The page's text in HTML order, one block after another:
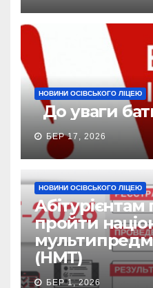
НОВИНИ ОСІВСЬКОГО ЛІЦЕЮ
До уваги
БЕР 17, 2026
НОВИНИ ОСІВСЬКОГО ЛІЦЕЮ
пройти
(НМТ)
БЕР 1, 2026